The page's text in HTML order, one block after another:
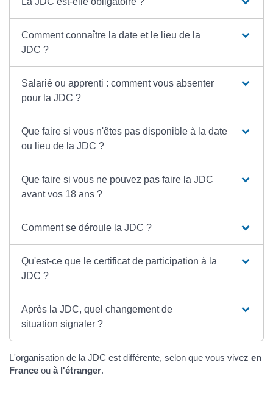
Comment connaître la date et le lieu de la
JDC ?
Salarié ou apprenti : comment vous absenter
pour la JDC ?
Que faire si vous n'êtes pas disponible à la date
ou lieu de la JDC ?
Que faire si vous ne pouvez pas faire la JDC
avant vos 18 ans ?
Comment se déroule la JDC ?
Qu'est-ce que le certificat de participation à la
JDC ?
Après la JDC, quel changement de
situation signaler ?
L'organisation de la JDC est différente, selon que vous vivez en
France ou à l'étranger.